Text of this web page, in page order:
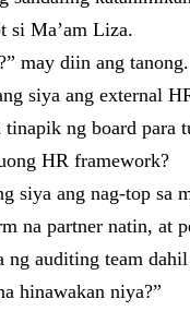
si Ma’am Liza.
may diin ang tanong.
siya ang external
tinapik ng board para
HR framework?
siya ang nag-top sa
na partner natin, at
ng auditing team
hinawakan niya?”